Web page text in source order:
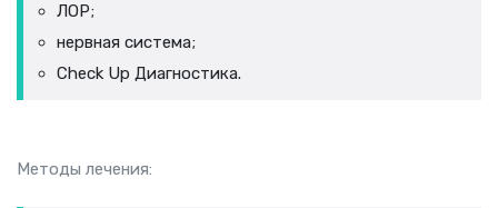
ЛОР;
нервная система;
Check Up Диагностика.
Методы лечения: